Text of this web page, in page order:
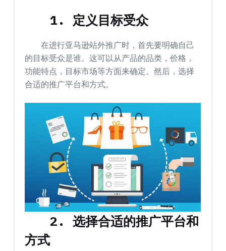
1. 定义目标受众
在进行亚马逊站外推广时，首先要明确自己
的目标受众是谁。这可以从产品的品类，价格，
功能特点，目标市场等方面来确定。然后，选择
合适的推广平台和方式。
2. 选择合适的推广平台和
方式